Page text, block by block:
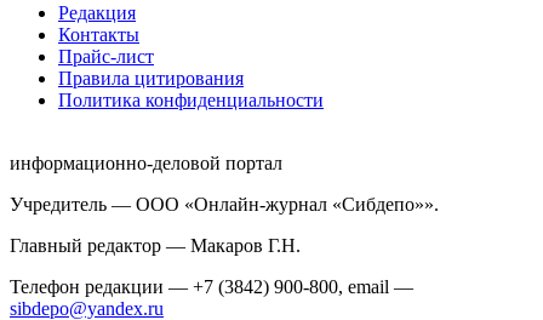
Редакция
Контакты
Прайс-лист
Правила цитирования
Политика конфиденциальности
информационно-деловой портал
Учредитель — ООО «Онлайн-журнал «Сибдепо»».
Главный редактор — Макаров Г.Н.
Телефон редакции — +7 (3842) 900-800, email —
sibdepo@yandex.ru